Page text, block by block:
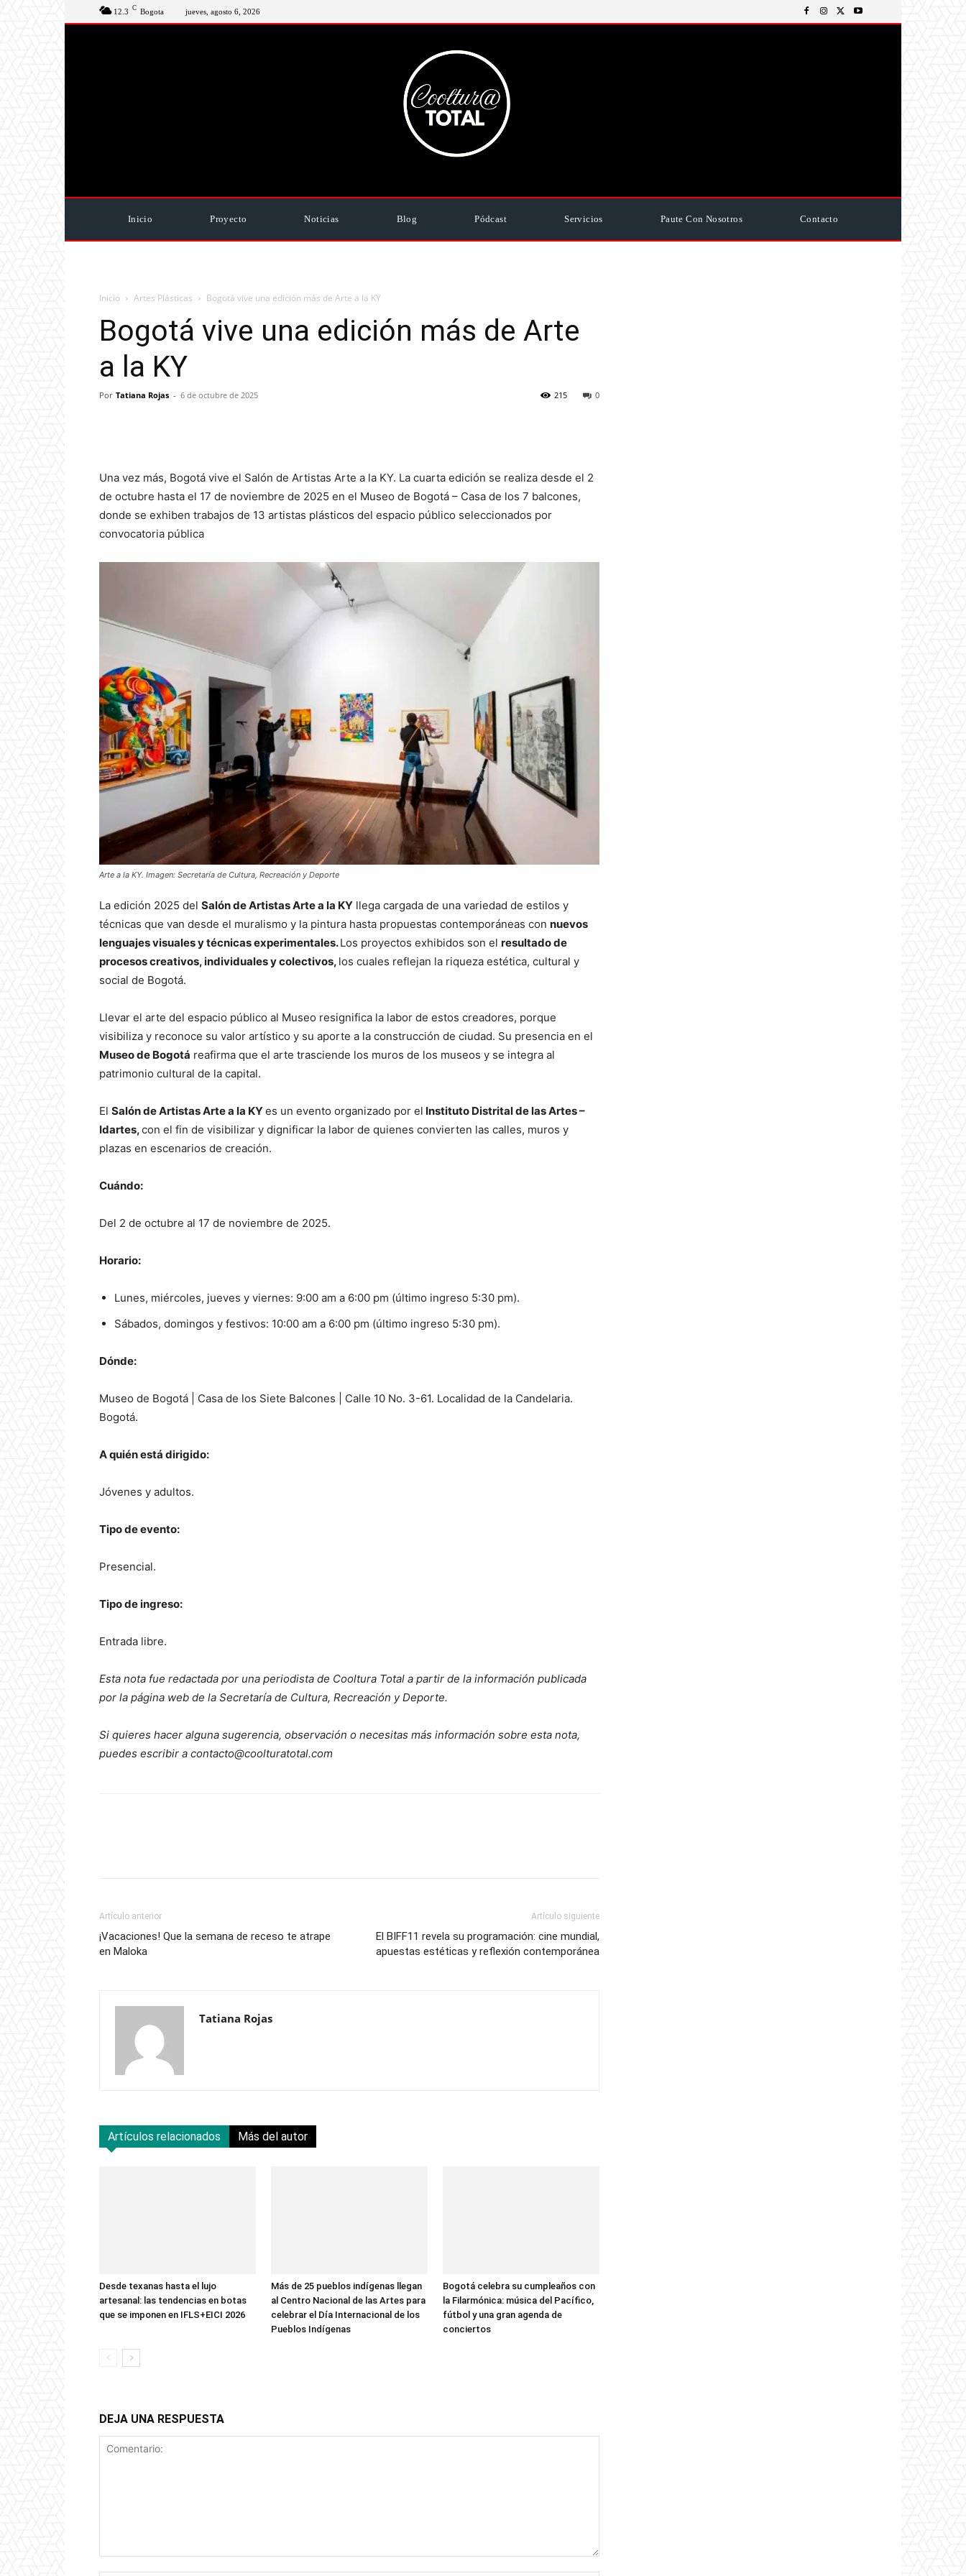
12.3 C Bogota jueves, agosto 6, 2026
Inicio Proyecto Noticias Blog Pódcast Servicios Paute Con Nosotros Contacto
Inicio Artes Plásticas Bogotá vive una edición más de Arte a la KY
Bogotá vive una edición más de Arte
a la KY
Por Tatiana Rojas - 6 de octubre de 2025 0
215
Una vez más, Bogotá vive el Salón de Artistas Arte a la KY. La cuarta edición se realiza desde el 2
de octubre hasta el 17 de noviembre de 2025 en el Museo de Bogotá – Casa de los 7 balcones,
donde se exhiben trabajos de 13 artistas plásticos del espacio público seleccionados por
convocatoria pública
Arte a la KY. Imagen: Secretaría de Cultura, Recreación y Deporte
La edición 2025 del Salón de Artistas Arte a la KY llega cargada de una variedad de estilos y
técnicas que van desde el muralismo y la pintura hasta propuestas contemporáneas con nuevos
lenguajes visuales y técnicas experimentales.Los proyectos exhibidos son el resultado de
procesos creativos, individuales y colectivos, los cuales reflejan la riqueza estética, cultural y
social de Bogotá.
Llevar el arte del espacio público al Museo resignifica la labor de estos creadores, porque
visibiliza y reconoce su valor artístico y su aporte a la construcción de ciudad. Su presencia en el
Museo de Bogotá reafirma que el arte trasciende los muros de los museos y se integra al
patrimonio cultural de la capital.
El Salón de Artistas Arte a la KYes un evento organizado por el Instituto Distrital de las Artes –
Idartes,con el fin de visibilizar y dignificar la labor de quienes convierten las calles, muros y
plazas en escenarios de creación.
Cuándo:
Del 2 de octubre al 17 de noviembre de 2025.
Horario:
Lunes, miércoles, jueves y viernes: 9:00 am a 6:00 pm (último ingreso 5:30 pm).
Sábados, domingos y festivos: 10:00 am a 6:00 pm (último ingreso 5:30 pm).
Dónde:
Museo de Bogotá | Casa de los Siete Balcones | Calle 10 No. 3-61. Localidad de la Candelaria.
Bogotá.
A quién está dirigido:
Jóvenes y adultos.
Tipo de evento:
Presencial.
Tipo de ingreso:
Entrada libre.
Esta nota fue redactada por una periodista de Cooltura Total a partir de la información publicada
por la página web de la Secretaría de Cultura, Recreación y Deporte.
Si quieres hacer alguna sugerencia, observación o necesitas más información sobre esta nota,
puedes escribir a contacto@coolturatotal.com
Artículo anterior
¡Vacaciones! Que la semana de receso te atrape
en Maloka
Artículo siguiente
El BIFF11 revela su programación: cine mundial,
apuestas estéticas y reflexión contemporánea
Tatiana Rojas
Artículos relacionados Más del autor
Desde texanas hasta el lujo
artesanal: las tendencias en botas
que se imponen en IFLS+EICI 2026
Más de 25 pueblos indígenas llegan
al Centro Nacional de las Artes para
celebrar el Día Internacional de los
Pueblos Indígenas
Bogotá celebra su cumpleaños con
la Filarmónica: música del Pacífico,
fútbol y una gran agenda de
conciertos
DEJA UNA RESPUESTA